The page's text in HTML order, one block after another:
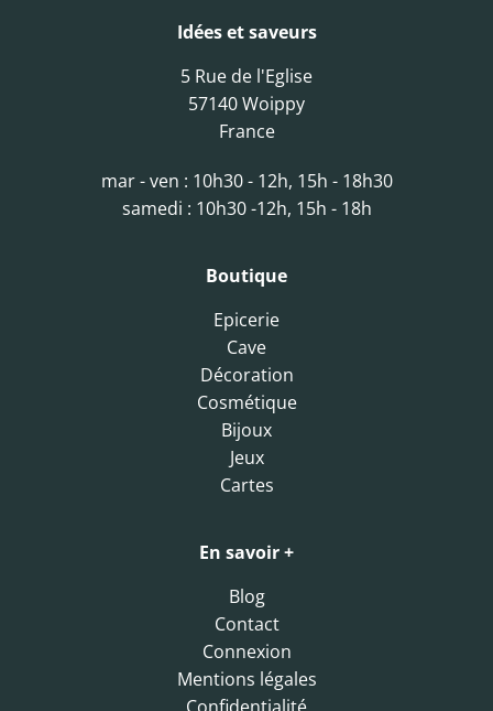
Idées et saveurs
5 Rue de l'Eglise
57140 Woippy
France
mar - ven : 10h30 - 12h, 15h - 18h30
samedi : 10h30 -12h, 15h - 18h
Boutique
Epicerie
Cave
Décoration
Cosmétique
Bijoux
Jeux
Cartes
En savoir +
Blog
Contact
Connexion
Mentions légales